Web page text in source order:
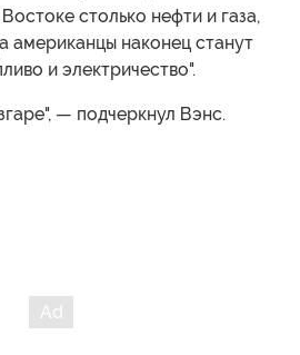
столько нефти и газа,
американцы наконец станут
и электричество".
— подчеркнул Вэнс.